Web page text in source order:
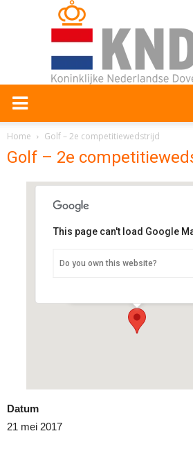
Home Golf – 2e competitiewedstrijd
Golf – 2e
Golfbaan Naarderbos
This page can't load Google
Do you own this website?
Datum
21 mei 2017